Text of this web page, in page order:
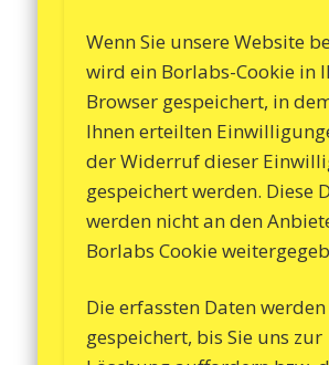
Wenn Sie unsere Website
wird ein Borlabs-Cookie in
Browser gespeichert, in
Ihnen erteilten
der Widerruf dieser
gespeichert werden. Diese
werden nicht an den
Borlabs Cookie
Die erfassten Daten werden
gespeichert, bis Sie uns zur